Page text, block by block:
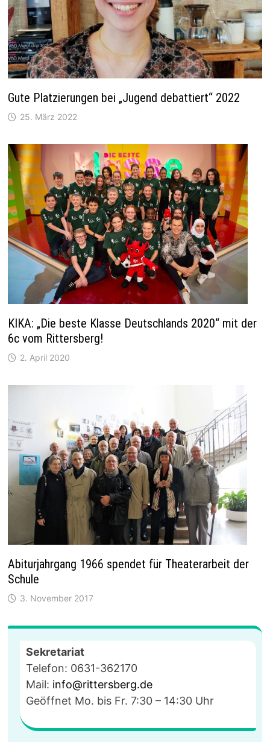
Gute Platzierungen bei „Jugend debattiert“ 2022
25. März 2022
KIKA: „Die beste Klasse Deutschlands 2020“ mit der
6c vom Rittersberg!
2. April 2020
Abiturjahrgang 1966 spendet für Theaterarbeit der
Schule
3. November 2017
Sekretariat
Telefon: 0631-362170
Mail: info@rittersberg.de
Geöffnet Mo. bis Fr. 7:30 – 14:30 Uhr